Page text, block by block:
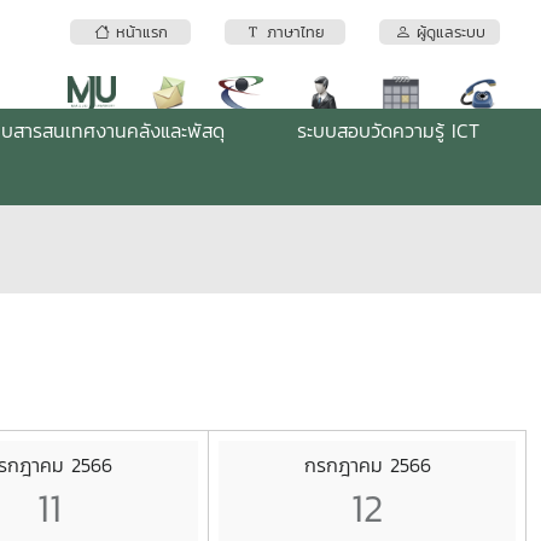
หน้าแรก ภาษาไทย ผู้ดูแลระบบ
สารสนเทศงานคลังและพัสดุ ระบบสอบวัดความรู้ ICT
กฎาคม 2566
11
กรกฎาคม 2566
12